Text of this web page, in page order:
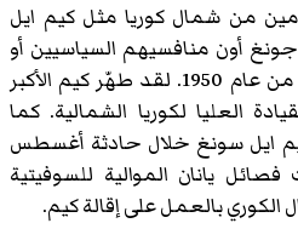
من شمال كوريا مثل كيم ايل
أون منافسيهم السياسيين أو
هددوهم بشكلٍ دوري ابتداءًا من عام 1950. لقد طهّر كيم الأكبر
العليا لكوريا الشمالية. كما
ايل سونغ خلال حادثة أغسطس
حاولت فصائل يانان الموالية للسوفيتية
بالعمل على إقالة كيم.